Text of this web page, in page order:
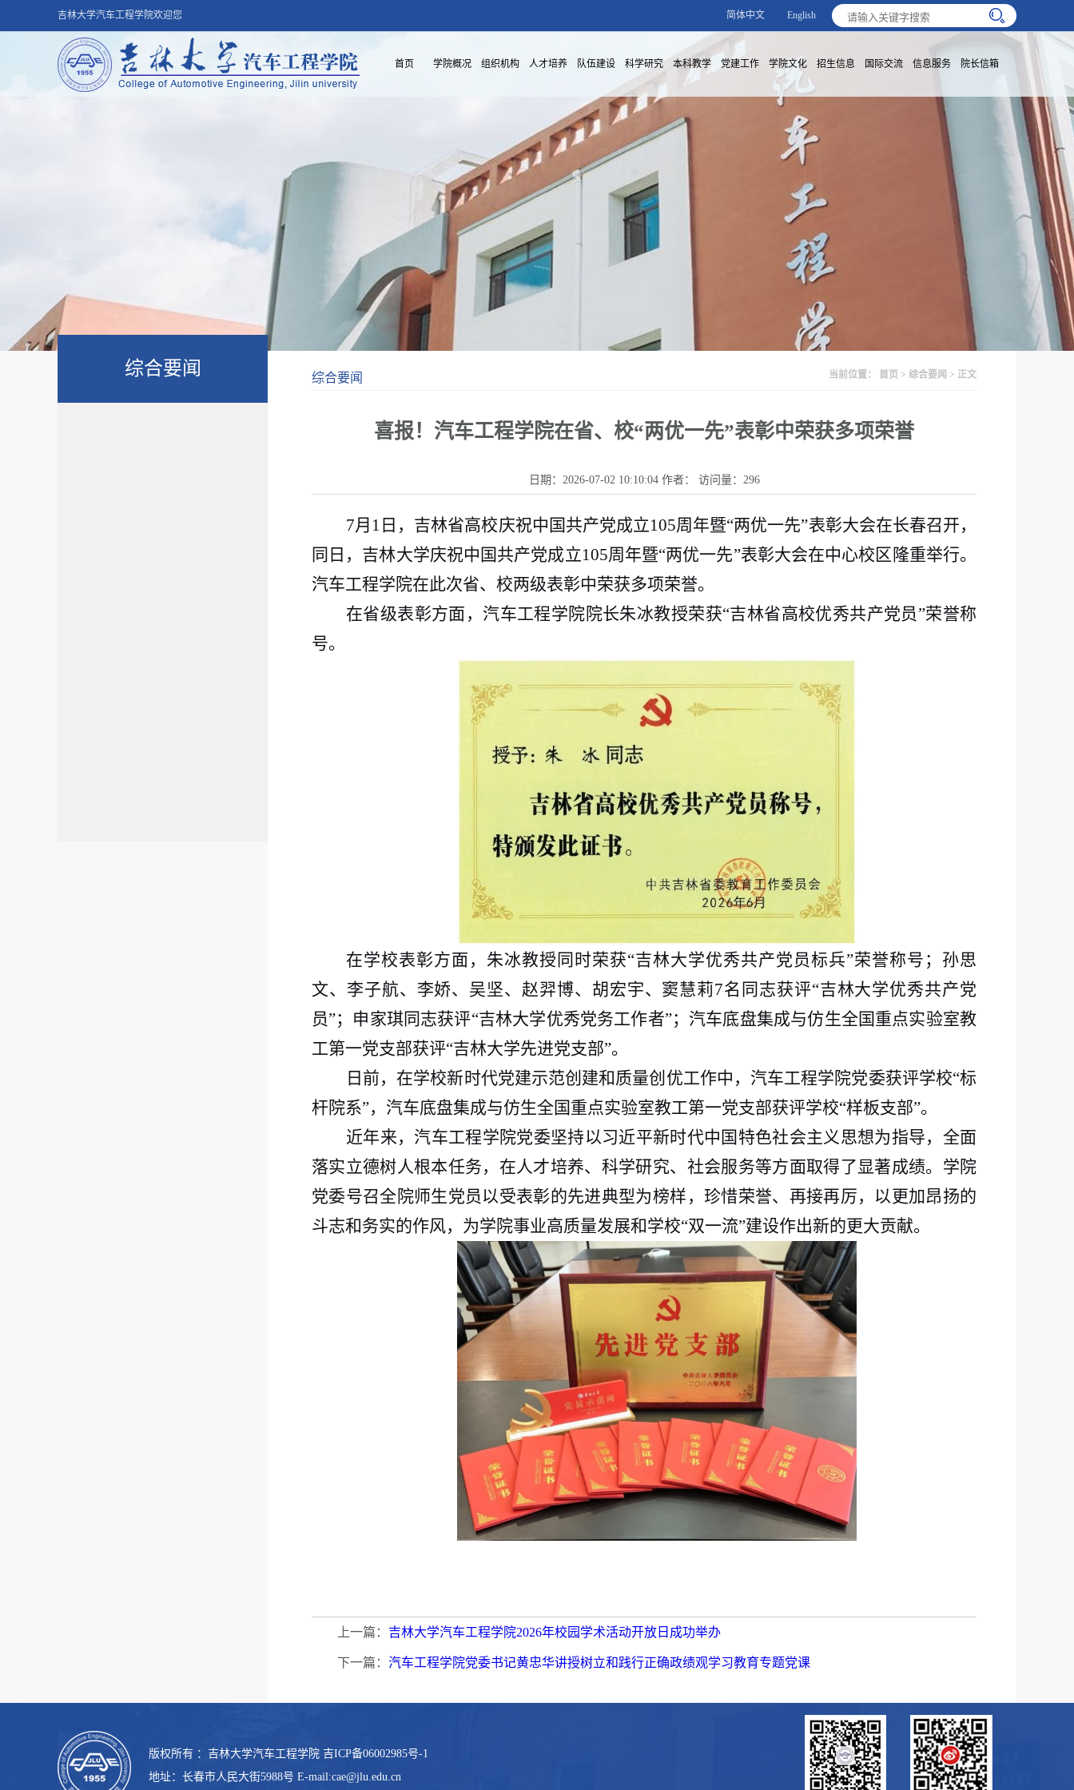
吉林大学汽车工程学院欢迎您 简体中文 English
首页 学院概况 组织机构 人才培养 队伍建设 科学研究 本科教学 党建工作 学院文化 招生信息 国际交流 信息服务 院长信箱
综合要闻 综合要闻 当前位置： 首页 > 综合要闻 > 正文
喜报！汽车工程学院在省、校“两优一先”表彰中荣获多项荣誉
日期：2026-07-02 10:10:04 作者： 访问量： 296
7月1日，吉林省高校庆祝中国共产党成立105周年暨“两优一先”表彰大会在长春召开，
同日，吉林大学庆祝中国共产党成立105周年暨“两优一先”表彰大会在中心校区隆重举行。
汽车工程学院在此次省、校两级表彰中荣获多项荣誉。
在省级表彰方面，汽车工程学院院长朱冰教授荣获“吉林省高校优秀共产党员”荣誉称
号。
在学校表彰方面，朱冰教授同时荣获“吉林大学优秀共产党员标兵”荣誉称号；孙思
文、李子航、李娇、吴坚、赵羿博、胡宏宇、窦慧莉7名同志获评“吉林大学优秀共产党
员”；申家琪同志获评“吉林大学优秀党务工作者”；汽车底盘集成与仿生全国重点实验室教
工第一党支部获评“吉林大学先进党支部”。
日前，在学校新时代党建示范创建和质量创优工作中，汽车工程学院党委获评学校“标
杆院系”，汽车底盘集成与仿生全国重点实验室教工第一党支部获评学校“样板支部”。
近年来，汽车工程学院党委坚持以习近平新时代中国特色社会主义思想为指导，全面
落实立德树人根本任务，在人才培养、科学研究、社会服务等方面取得了显著成绩。学院
党委号召全院师生党员以受表彰的先进典型为榜样，珍惜荣誉、再接再厉，以更加昂扬的
斗志和务实的作风，为学院事业高质量发展和学校“双一流”建设作出新的更大贡献。
上一篇： 吉林大学汽车工程学院2026年校园学术活动开放日成功举办
下一篇： 汽车工程学院党委书记黄忠华讲授树立和践行正确政绩观学习教育专题党课
版权所有 ：吉林大学汽车工程学院 吉ICP备06002985号-1
地址：长春市人民大街5988号 E-mail:cae@jlu.edu.cn